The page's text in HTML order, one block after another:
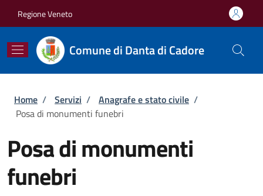
Regione Veneto
Comune di Danta di Cadore
Briciole di pane
Home / Servizi / Anagrafe e stato civile /
Posa di monumenti funebri
Posa di monumenti
funebri